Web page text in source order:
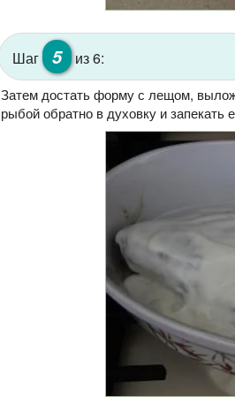
Шаг 5 из 6:
Затем достать форму с лещом,
рыбой обратно в духовку и запекать